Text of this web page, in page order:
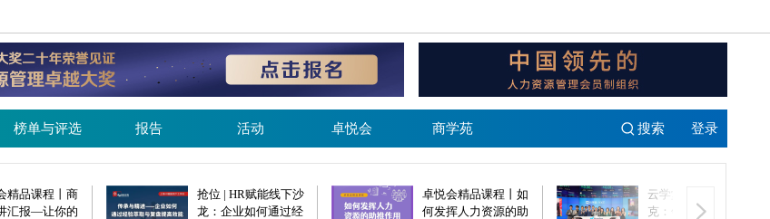
榜单与评选 报告 活动 卓悦会 商学苑 搜索 登录
精品课程丨商
汇报—让你的
抢位 | HR赋能线下沙
龙：企业如何通过经
卓悦会精品课程丨如
何发挥人力资源的助
云学堂敲钟纳斯达
克：领跑数字化企业